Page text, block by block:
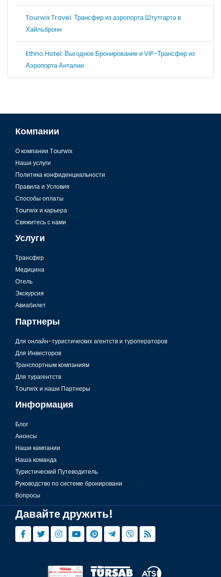
Tourwix Travel: Трансфер из аэропорта Штутгарта в
Хайльбронн
Ethno Hotel: Выгодное Бронирование и VIP-Трансфер из
Аэропорта Анталии
Компании
О компании Tourwix
Наши услуги
Политика конфиденциальности
Правила и Условия
Способы оплаты
Tourwix и карьера
Свяжитесь с нами
Услуги
Tрансфер
Медицина
Отель
Экскурсия
Авиабилет
Партнеры
Для онлайн-туристических агентств и туроператоров
Для Инвесторов
Транспортным компаниям
Для турагентств
Tourwix и наши Партнеры
Информация
Блог
Анонсы
Наши кампании
Наша команда
Туристический Путеводитель
Руководство по системе бронировани
Вопросы
Давайте дружить!